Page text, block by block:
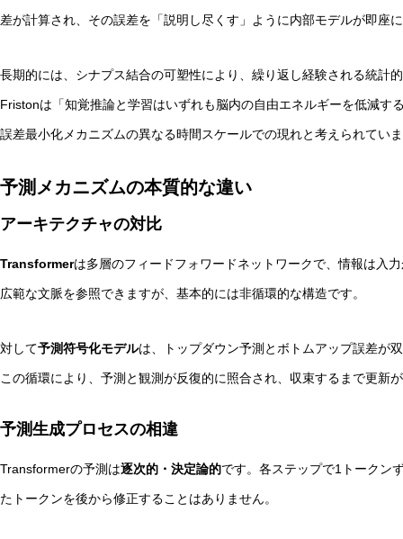
差が計算され、その誤差を「説明し尽くす」ように内部モデルが即座
長期的には、シナプス結合の可塑性により、繰り返し経験される統計
Fristonは「知覚推論と学習はいずれも脳内の自由エネルギーを低減す
誤差最小化メカニズムの異なる時間スケールでの現れと考えられてい
予測メカニズムの本質的な違い
アーキテクチャの対比
Transformerは多層のフィードフォワードネットワークで、情報は入
広範な文脈を参照できますが、基本的には非循環的な構造です。
対して予測符号化モデルは、トップダウン予測とボトムアップ誤差が
この循環により、予測と観測が反復的に照合され、収束するまで更新
予測生成プロセスの相違
Transformerの予測は逐次的・決定論的です。各ステップで1トークン
たトークンを後から修正することはありません。